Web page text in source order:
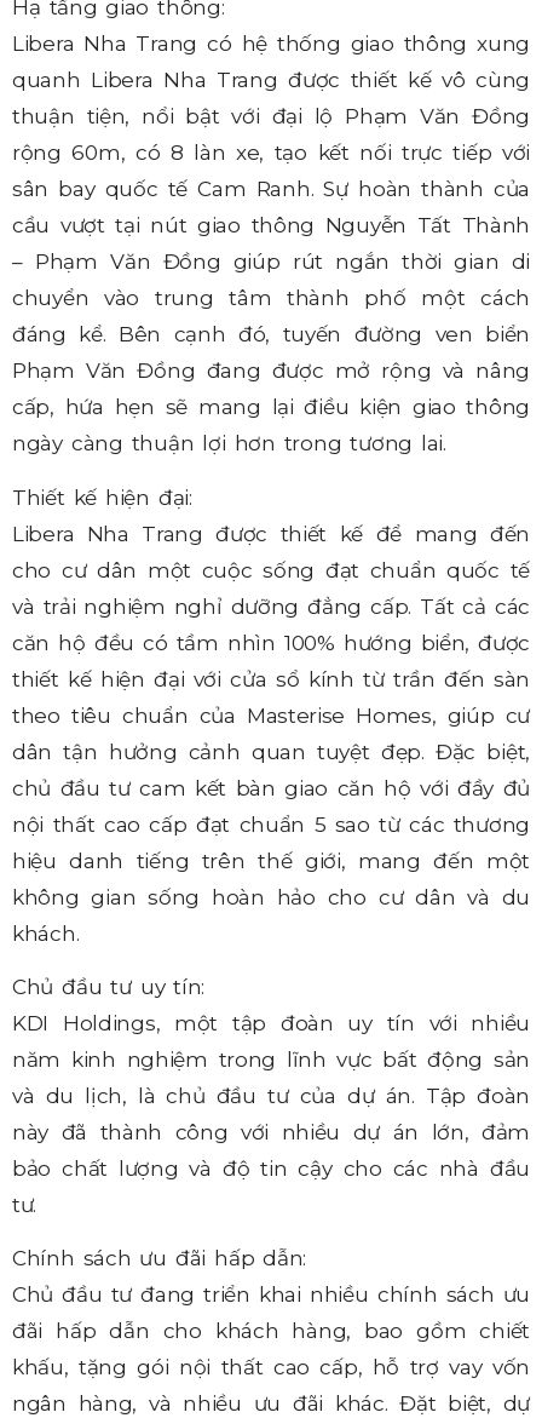
Hạ tầng giao thông:
Libera Nha Trang có hệ thống giao thông xung
quanh Libera Nha Trang được thiết kế vô cùng
thuận tiện, nổi bật với đại lộ Phạm Văn Đồng
rộng 60m, có 8 làn xe, tạo kết nối trực tiếp với
sân bay quốc tế Cam Ranh. Sự hoàn thành của
cầu vượt tại nút giao thông Nguyễn Tất Thành
– Phạm Văn Đồng giúp rút ngắn thời gian di
chuyển vào trung tâm thành phố một cách
đáng kể. Bên cạnh đó, tuyến đường ven biển
Phạm Văn Đồng đang được mở rộng và nâng
cấp, hứa hẹn sẽ mang lại điều kiện giao thông
ngày càng thuận lợi hơn trong tương lai.
Thiết kế hiện đại:
Libera Nha Trang được thiết kế để mang đến
cho cư dân một cuộc sống đạt chuẩn quốc tế
và trải nghiệm nghỉ dưỡng đẳng cấp. Tất cả các
căn hộ đều có tầm nhìn 100% hướng biển, được
thiết kế hiện đại với cửa sổ kính từ trần đến sàn
theo tiêu chuẩn của Masterise Homes, giúp cư
dân tận hưởng cảnh quan tuyệt đẹp. Đặc biệt,
chủ đầu tư cam kết bàn giao căn hộ với đầy đủ
nội thất cao cấp đạt chuẩn 5 sao từ các thương
hiệu danh tiếng trên thế giới, mang đến một
không gian sống hoàn hảo cho cư dân và du
khách.
Chủ đầu tư uy tín:
KDI Holdings, một tập đoàn uy tín với nhiều
năm kinh nghiệm trong lĩnh vực bất động sản
và du lịch, là chủ đầu tư của dự án. Tập đoàn
này đã thành công với nhiều dự án lớn, đảm
bảo chất lượng và độ tin cậy cho các nhà đầu
tư.
Chính sách ưu đãi hấp dẫn:
Chủ đầu tư đang triển khai nhiều chính sách ưu
đãi hấp dẫn cho khách hàng, bao gồm chiết
khấu, tặng gói nội thất cao cấp, hỗ trợ vay vốn
ngân hàng, và nhiều ưu đãi khác. Đặt biệt, dự